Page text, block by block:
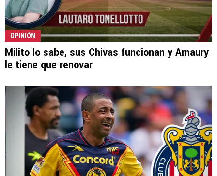
OPINIÓN
Milito lo sabe, sus Chivas funcionan y Amaury
le tiene que renovar